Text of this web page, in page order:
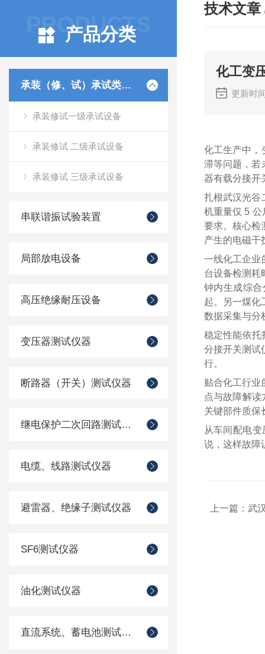
PRODUCTS
产品分类
承装（修、试）承试类仪器
承装修试一级承试设备
承装修试 二级承试设备
承装修试 三级承试设备
串联谐振试验装置
局部放电设备
高压绝缘耐压设备
变压器测试仪器
断路器（开关）测试仪器
继电保护二次回路测试仪器
电缆、线路测试仪器
避雷器、绝缘子测试仪器
SF6测试仪器
油化测试仪器
直流系统、蓄电池测试仪器
技术文章
化工变
更新时
化工生产中，
滞等问题，若
器有载分接开
扎根武汉光谷
机重量仅 5
要求。核心检
产生的电磁干
一线化工企业
台设备检测耗
钟内生成综
起。另一煤
数据采集与分
稳定性能依托
分接开关测试
行。
贴合化工行业
点与故障解
关键部件质保
从车间配电
说，这样故障
上一篇： 武